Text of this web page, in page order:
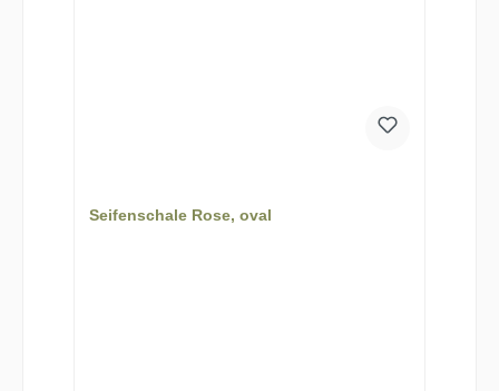
Seifenschale Rose, oval